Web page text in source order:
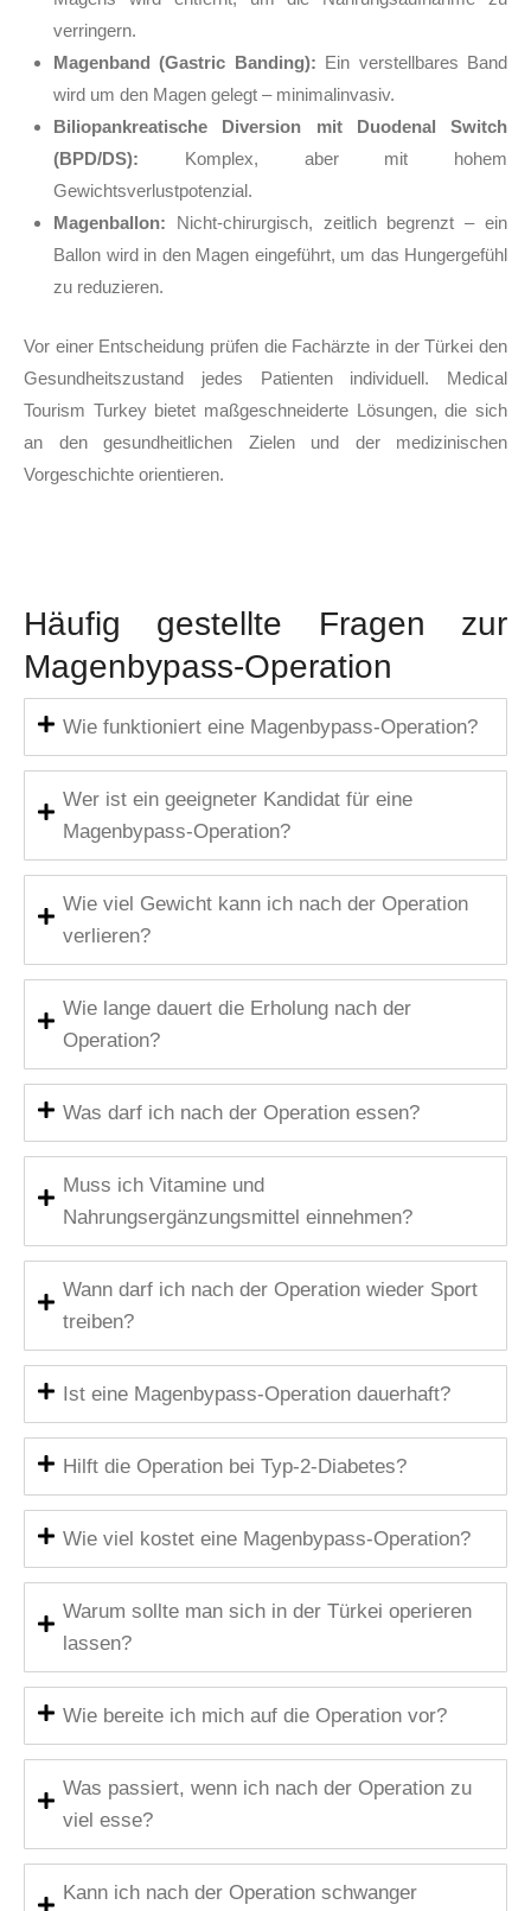
verringern.
Magenband (Gastric Banding): Ein verstellbares Band
wird um den Magen gelegt – minimalinvasiv.
Biliopankreatische Diversion mit Duodenal Switch
(BPD/DS): Komplex, aber mit hohem
Gewichtsverlustpotenzial.
Magenballon: Nicht-chirurgisch, zeitlich begrenzt – ein
Ballon wird in den Magen eingeführt, um das Hungergefühl
zu reduzieren.
Vor einer Entscheidung prüfen die Fachärzte in der Türkei den
Gesundheitszustand jedes Patienten individuell. Medical
Tourism Turkey bietet maßgeschneiderte Lösungen, die sich
an den gesundheitlichen Zielen und der medizinischen
Vorgeschichte orientieren.
Häufig gestellte Fragen zur
Magenbypass-Operation
Wie funktioniert eine Magenbypass-Operation?
Wer ist ein geeigneter Kandidat für eine
Magenbypass-Operation?
Wie viel Gewicht kann ich nach der Operation
verlieren?
Wie lange dauert die Erholung nach der
Operation?
Was darf ich nach der Operation essen?
Muss ich Vitamine und
Nahrungsergänzungsmittel einnehmen?
Wann darf ich nach der Operation wieder Sport
treiben?
Ist eine Magenbypass-Operation dauerhaft?
Hilft die Operation bei Typ-2-Diabetes?
Wie viel kostet eine Magenbypass-Operation?
Warum sollte man sich in der Türkei operieren
lassen?
Wie bereite ich mich auf die Operation vor?
Was passiert, wenn ich nach der Operation zu
viel esse?
Kann ich nach der Operation schwanger